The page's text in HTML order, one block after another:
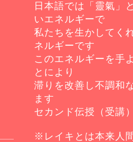
日本語では「靈氣」
いエネルギーで
私たちを生かしてく
ネルギーです
このエネルギーを手
とにより
滞りを改善し不調和
ます
セカンド伝授（受講
※レイキとは本来人